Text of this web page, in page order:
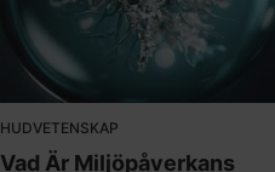
HUDVETENSKAP
Vad Är Miljöpåverkans